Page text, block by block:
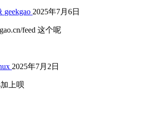
geekgao 2025年7月6日
feed 这个呢
2025年7月2日
上呗